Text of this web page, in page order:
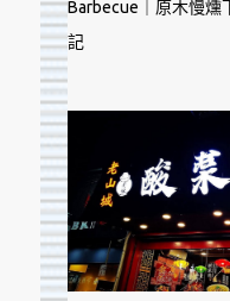
Barbecue｜原木慢燻
記